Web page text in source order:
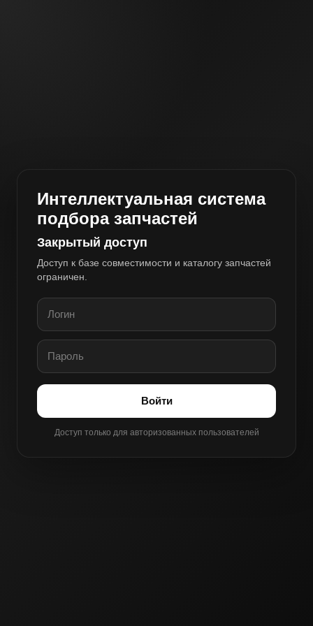
Интеллектуальная система
подбора запчастей
Закрытый доступ
Доступ к базе совместимости и каталогу запчастей
ограничен.
Войти
Доступ только для авторизованных пользователей